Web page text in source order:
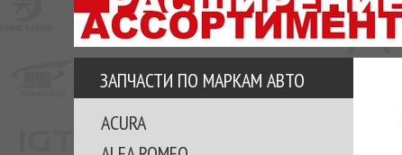
ЗАПЧАСТИ ПО МАРКАМ АВТО
ACURA